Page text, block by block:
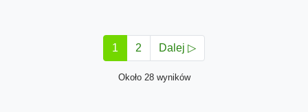
1 2 Dalej ▷
Około 28 wyników